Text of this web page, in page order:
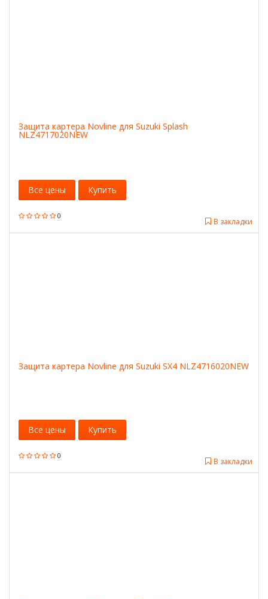
Защита картера Novline для Suzuki Splash
NLZ4717020NEW
0
В закладки
Все цены Купить
Защита картера Novline для Suzuki SX4 NLZ4716020NEW
0
В закладки
Все цены Купить